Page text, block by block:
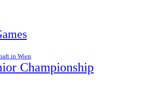
in Wien
Championship